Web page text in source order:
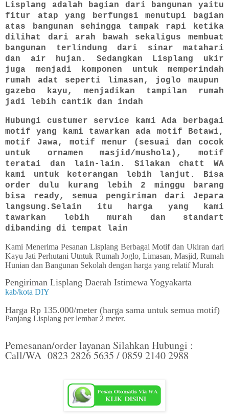
Lisplang adalah bagian dari bangunan yaitu
fitur atap yang berfungsi menutupi bagian
atas bangunan sehingga tampak rapi ketika
dilihat dari arah bawah sekaligus membuat
bangunan terlindung dari sinar matahari
dan air hujan. Sedangkan Lisplang ukir
juga menjadi komponen untuk memperindah
rumah adat seperti limasan, joglo maupun
gazebo kayu, menjadikan tampilan rumah
jadi lebih cantik dan indah
Hubungi custumer service kami Ada berbagai
motif yang kami tawarkan ada motif Betawi,
motif Jawa, motif menur (sesuai dan cocok
untuk ornamen masjid/mushola), motif
teratai dan lain-lain. Silakan chatt WA
kami untuk keterangan lebih lanjut. Bisa
order dulu kurang lebih 2 minggu barang
bisa ready, semua pengiriman dari Jepara
langsung.Selain itu harga yang kami
tawarkan lebih murah dan standart
dibanding di tempat lain
Kami Menerima Pesanan Lisplang Berbagai Motif dan Ukiran dari
Kayu Jati Perhutani Utntuk Rumah Joglo, Limasan, Masjid, Rumah
Hunian dan Bangunan Sekolah dengan harga yang relatif Murah
Pengiriman Lisplang Daerah Istimewa Yogyakarta
kab/kota DIY
Harga Rp 135.000/meter (harga sama untuk semua motif)
Panjang Lisplang per lembar 2 meter.
Pemesanan/order layanan Silahkan Hubungi :
Call/WA 0823 2826 5635 / 0859 2140 2988